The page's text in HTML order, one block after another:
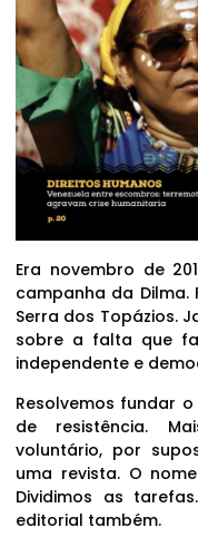
Era novembro de
campanha da Dilma.
Serra dos Topázios.
sobre a falta que
independente e
Resolvemos fundar
de resistência.
voluntário, por
uma revista. O
Dividimos as
editorial também.